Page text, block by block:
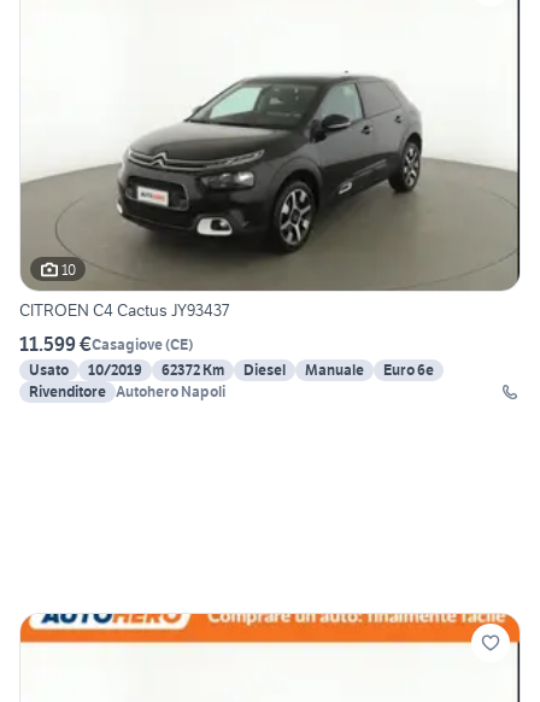
10
CITROEN C4 Cactus JY93437
11.599 €Casagiove(CE)
Usato
10/2019 62372 Km Diesel Manuale
Euro 6e
Rivenditore Autohero Napoli